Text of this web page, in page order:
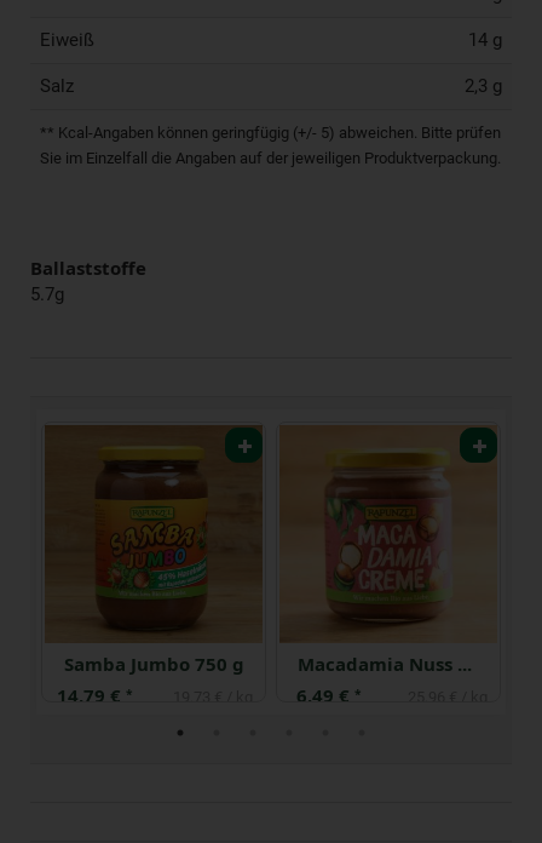
Eiweiß 14 g
Salz 2,3 g
** Kcal-Angaben können geringfügig (+/- 5) abweichen. Bitte prüfen
Sie im Einzelfall die Angaben auf der jeweiligen Produktverpackung.
Ballaststoffe
5.7g
Samba Jumbo 750 g
14,79 € *
Macadamia Nuss Creme
6,49 € *